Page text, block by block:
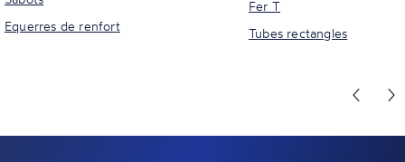
Equerres de renfort
Fer T
Tubes rectangles